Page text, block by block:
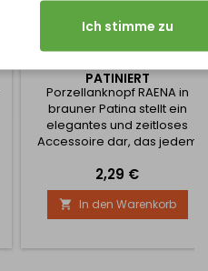
RAENA KNOPFGRIFF /
PATINIERT
Porzellanknopf RAENA in
brauner Patina stellt ein
elegantes und zeitloses
Accessoire dar, das jedem
Charakter und einen Hauch
von Vintage verleiht. Die
Kombination aus
cremefarbenem Porzellan
Preis
2,29 €
 In den Warenkorb
Ich stimme zu